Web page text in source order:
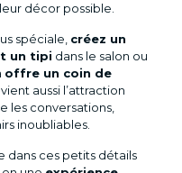
décor possible.
spéciale, créez un
un tipi dans le salon ou
offre un coin de
aussi l’attraction
les conversations,
inoubliables.
dans ces petits détails